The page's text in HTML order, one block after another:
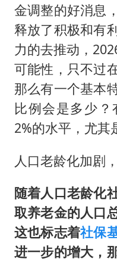
金调整的好消息
释放了积极和有
力的去推动，
可能性，只不过
那么有一个基本
比例会是多少
2%的水平，尤其
人口老龄化加剧
随着人口老龄化
取养老金的人口
这也标志着社保
进一步的增大，